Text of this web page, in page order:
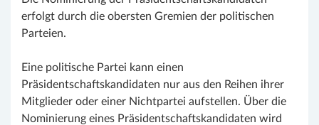
erfolgt durch die obersten Gremien der politischen
Parteien.
Eine politische Partei kann einen
Präsidentschaftskandidaten nur aus den Reihen ihrer
Mitglieder oder einer Nichtpartei aufstellen. Über die
Nominierung eines Präsidentschaftskandidaten wird